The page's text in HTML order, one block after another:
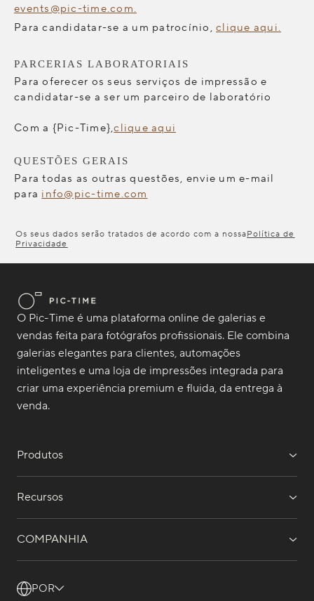
events@pic-time.com.
Para candidatar-se a um patrocínio, clique aqui.
PARCERIAS LABORATORIAIS
Para oferecer os seus serviços de impressão e
candidatar-se a ser um parceiro de laboratório
Com a {Pic-Time},clique aqui
QUESTÕES GERAIS
Para todas as outras questões, envie um e-mail
para info@pic-time.com
Os seus dados serão tratados de acordo com a nossaPolítica de
Privacidade
O Pic-Time é uma plataforma online de galerias e
vendas feita para fotógrafos profissionais. Ele combina
galerias elegantes para clientes, automações
inteligentes e uma loja de impressões integrada para
criar uma experiência premium e fluida, da entrega à
venda.
Produtos
Recursos
COMPANHIA
POR